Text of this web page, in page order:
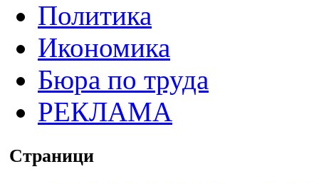
Политика
Икономика
Бюра по труда
РЕКЛАМА
Страници